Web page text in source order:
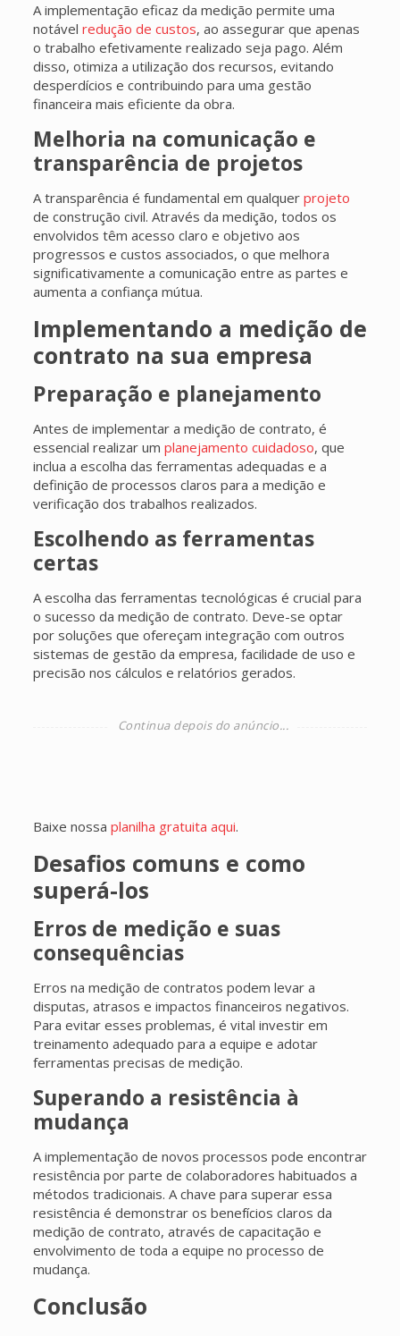
A implementação eficaz da medição permite uma
notável redução de custos, ao assegurar que apenas
o trabalho efetivamente realizado seja pago. Além
disso, otimiza a utilização dos recursos, evitando
desperdícios e contribuindo para uma gestão
financeira mais eficiente da obra.
Melhoria na comunicação e
transparência de projetos
A transparência é fundamental em qualquer projeto
de construção civil. Através da medição, todos os
envolvidos têm acesso claro e objetivo aos
progressos e custos associados, o que melhora
significativamente a comunicação entre as partes e
aumenta a confiança mútua.
Implementando a medição de
contrato na sua empresa
Preparação e planejamento
Antes de implementar a medição de contrato, é
essencial realizar um planejamento cuidadoso, que
inclua a escolha das ferramentas adequadas e a
definição de processos claros para a medição e
verificação dos trabalhos realizados.
Escolhendo as ferramentas
certas
A escolha das ferramentas tecnológicas é crucial para
o sucesso da medição de contrato. Deve-se optar
por soluções que ofereçam integração com outros
sistemas de gestão da empresa, facilidade de uso e
precisão nos cálculos e relatórios gerados.
Baixe nossa planilha gratuita aqui.
Desafios comuns e como
superá-los
Erros de medição e suas
consequências
Erros na medição de contratos podem levar a
disputas, atrasos e impactos financeiros negativos.
Para evitar esses problemas, é vital investir em
treinamento adequado para a equipe e adotar
ferramentas precisas de medição.
Superando a resistência à
mudança
A implementação de novos processos pode encontrar
resistência por parte de colaboradores habituados a
métodos tradicionais. A chave para superar essa
resistência é demonstrar os benefícios claros da
medição de contrato, através de capacitação e
envolvimento de toda a equipe no processo de
mudança.
Conclusão